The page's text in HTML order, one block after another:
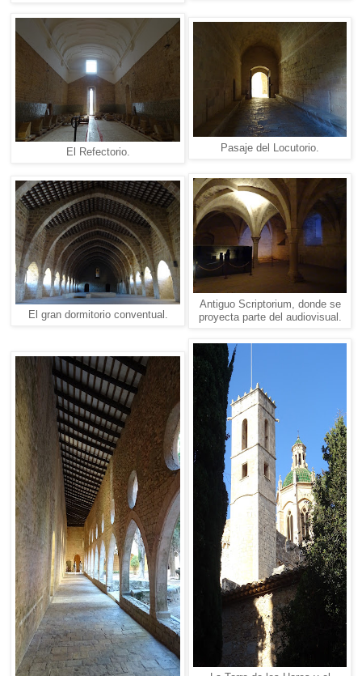
El Refectorio. Pasaje del Locutorio.
El gran dormitorio conventual.
Antiguo Scriptorium, donde se
proyecta parte del audiovisual.